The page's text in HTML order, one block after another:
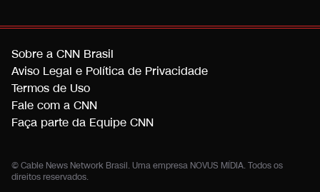
Sobre a CNN Brasil
Aviso Legal e Política de Privacidade
Termos de Uso
Fale com a CNN
Faça parte da Equipe CNN
© Cable News Network Brasil. Uma empresa NOVUS MÍDIA. Todos os
direitos reservados.